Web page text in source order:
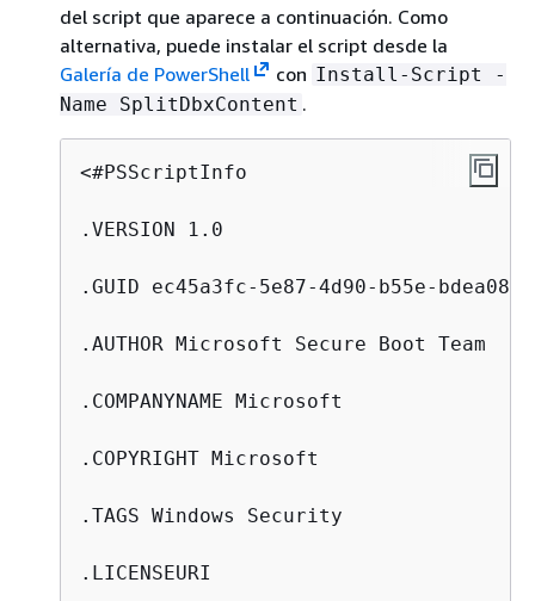
del script que aparece a continuación. Como
alternativa, puede instalar el script desde la
Galería de PowerShell
con Install-Script -
Name SplitDbxContent .
<#PSScriptInfo
.VERSION 1.0
.GUID ec45a3fc-5e87-4d90-b55e-
.AUTHOR Microsoft Secure Boot Team
.COMPANYNAME Microsoft
.COPYRIGHT Microsoft
.TAGS Windows Security
.LICENSEURI